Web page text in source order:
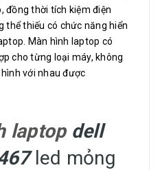
đồng thời tích kiệm điện
thể thiếu có chức năng hiển
Màn hình laptop có
cho từng loại máy, không
với nhau được
laptopdell
led mỏng